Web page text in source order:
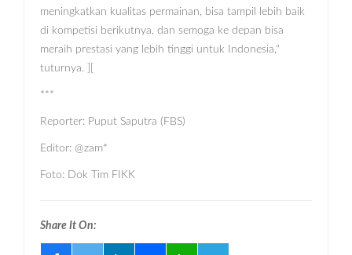
meningkatkan kualitas permainan, bisa tampil lebih baik
di kompetisi berikutnya, dan semoga ke depan bisa
meraih prestasi yang lebih tinggi untuk Indonesia,"
tuturnya. ][
***
Reporter: Puput Saputra (FBS)
Editor: @zam*
Foto: Dok Tim FIKK
Share It On: